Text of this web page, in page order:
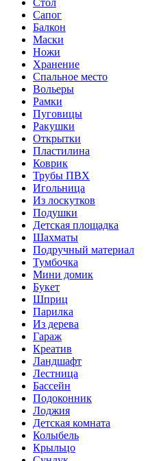
Стол
Сапог
Балкон
Маски
Ножи
Хранение
Спальное место
Вольеры
Рамки
Пуговицы
Ракушки
Открытки
Пластилина
Коврик
Трубы ПВХ
Игольница
Из лоскутков
Подушки
Детская площадка
Шахматы
Подручный материал
Тумбочка
Мини домик
Букет
Шприц
Парилка
Из дерева
Гараж
Креатив
Ландшафт
Лестница
Бассейн
Подоконник
Лоджия
Детская комната
Колыбель
Крыльцо